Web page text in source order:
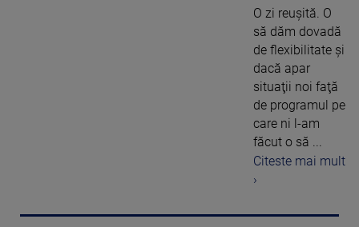
O zi reuşită. O
să dăm dovadă
de flexibilitate şi
dacă apar
situaţii noi faţă
de programul pe
care ni l-am
făcut o să ...
Citeste mai mult
›